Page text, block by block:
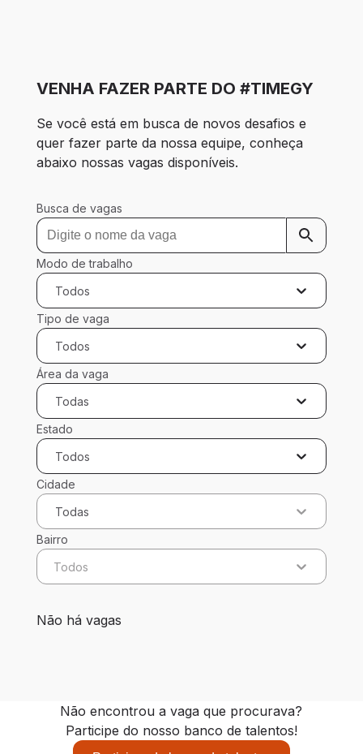
VENHA FAZER PARTE DO #TIMEGY
Se você está em busca de novos desafios e
quer fazer parte da nossa equipe, conheça
abaixo nossas vagas disponíveis.
Busca de vagas
Modo de trabalho
Todos
Tipo de vaga
Todos
Área da vaga
Todas
Estado
Todos
Cidade
Todas
Bairro
Todos
0 vagas encontradas para 0 filtros aplicados
Não há vagas
Não encontrou a vaga que procurava?
Participe do nosso banco de talentos!